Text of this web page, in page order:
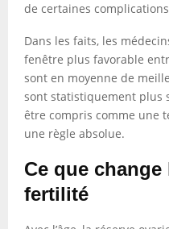
de certaines
Dans les faits, les
fenêtre plus favorable
sont en moyenne de
sont statistiquement plus
être compris comme une
une règle absolue.
Ce que change
fertilité